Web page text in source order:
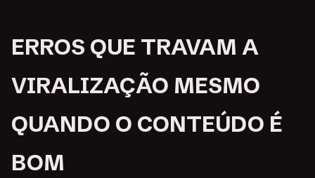
ERROS QUE TRAVAM A
VIRALIZAÇÃO MESMO
QUANDO O CONTEÚDO É
BOM